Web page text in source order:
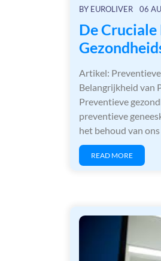
BY EUROLIVER 06
De
Artikel:
Belangrijkheid van
Preventieve
preventieve
het behoud van
READ MORE